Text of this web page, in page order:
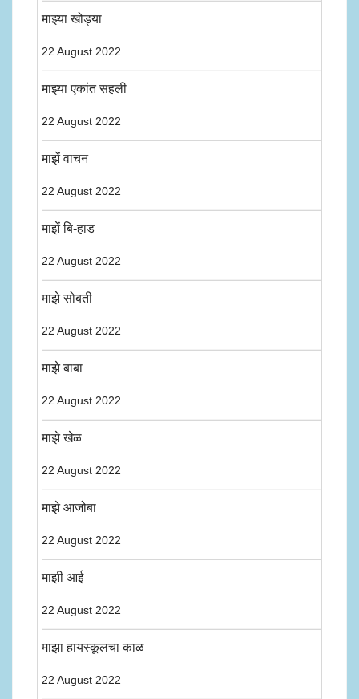
माझ्या खोड्या
22 August 2022
माझ्या एकांत सहली
22 August 2022
माझें वाचन
22 August 2022
माझें बि-हाड
22 August 2022
माझे सोबती
22 August 2022
माझे बाबा
22 August 2022
माझे खेळ
22 August 2022
माझे आजोबा
22 August 2022
माझी आई
22 August 2022
माझा हायस्कूलचा काळ
22 August 2022